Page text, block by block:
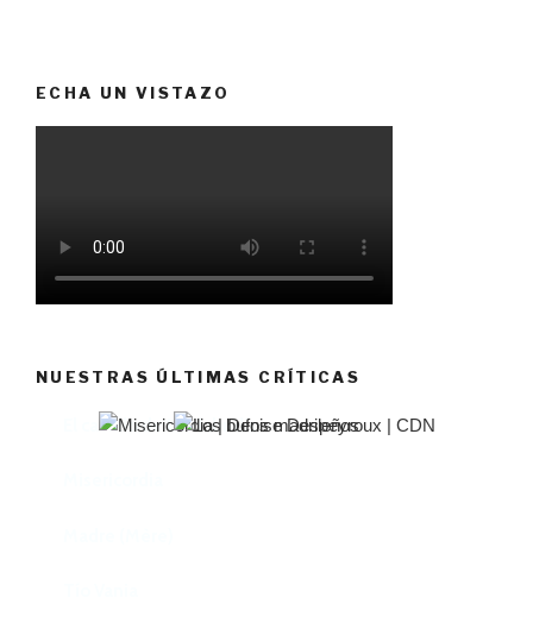
ECHA UN VISTAZO
NUESTRAS ÚLTIMAS CRÍTICAS
El castillo de Lindabridis